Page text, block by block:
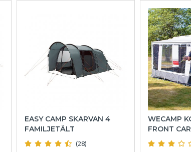
EASY CAMP SKARVAN 4
FAMILJETÄLT
(28)
WECAMP
FRONT